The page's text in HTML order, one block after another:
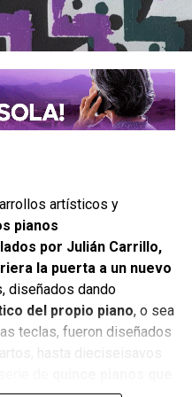
Venezuela | Columna de
13
EQUIPO
artísticos y
pianos
por Julián Carrillo,
la puerta a un nuevo
diseñados dando
del propio piano, o sea
teclas, fueron diseñados
hasta dieciseisavos